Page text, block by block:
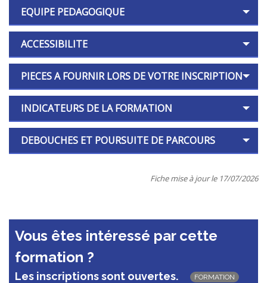
EQUIPE PEDAGOGIQUE
ACCESSIBILITE
PIECES A FOURNIR LORS DE VOTRE INSCRIPTION
INDICATEURS DE LA FORMATION
DEBOUCHES ET POURSUITE DE PARCOURS
Fiche mise à jour le 17/07/2026
Vous êtes intéressé par cette
formation ?
Les inscriptions sont ouvertes. FORMATION